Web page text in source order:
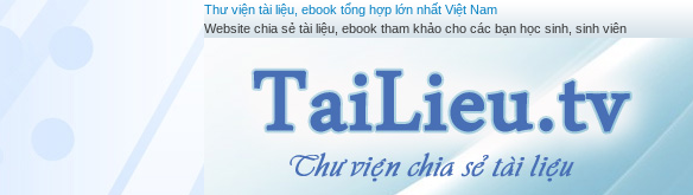
Thư viện tài liệu, ebook tổng hợp lớn nhất Việt Nam
Website chia sẻ tài liệu, ebook tham khảo cho các bạn học sinh, sinh viên